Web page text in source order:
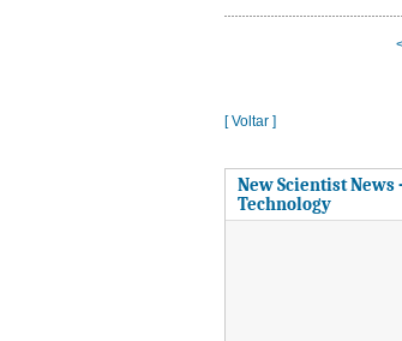
[ Voltar ]
New Scientist News
Technology